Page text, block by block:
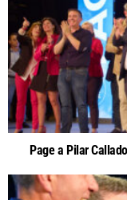
Page a Pilar